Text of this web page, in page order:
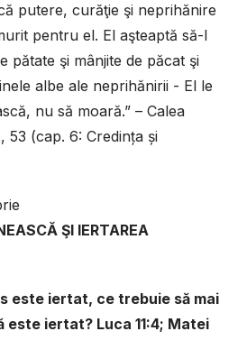
putere, curăţie şi neprihănire
pentru el. El aşteaptă să-l
pătate şi mânjite de păcat şi
albe ale neprihănirii - El le
nu să moară.” – Calea
53 (cap. 6: Credința și
ŞI IERTAREA
este iertat, ce trebuie să mai
este iertat? Luca 11:4; Matei